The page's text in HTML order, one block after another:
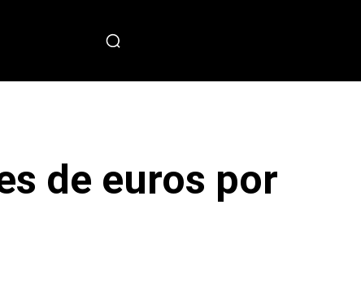
de euros por